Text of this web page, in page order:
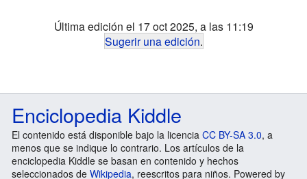
Última edición el 17 oct 2025, a las 11:19
Sugerir una edición.
Enciclopedia Kiddle
El contenido está disponible bajo la licencia CC BY-SA 3.0, a
menos que se indique lo contrario. Los artículos de la
enciclopedia Kiddle se basan en contenido y hechos
seleccionados de Wikipedia, reescritos para niños. Powered by